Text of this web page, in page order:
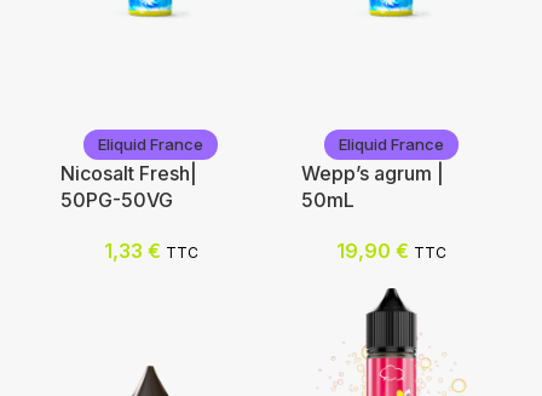
Nicotine (mg/mL) :
Eliquid France
Nicosalt Fresh|
50PG-50VG
1,33 € TTC
Eliquid France
Wepp’s agrum |
50mL
19,90 € TTC